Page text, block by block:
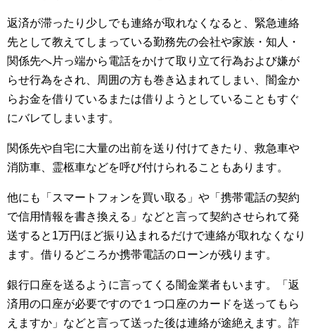
返済が滞ったり少しでも連絡が取れなくなると、緊急連絡
先として教えてしまっている勤務先の会社や家族・知人・
関係先へ片っ端から電話をかけて取り立て行為および嫌が
らせ行為をされ、周囲の方も巻き込まれてしまい、闇金か
らお金を借りているまたは借りようとしていることもすぐ
にバレてしまいます。
関係先や自宅に大量の出前を送り付けてきたり、救急車や
消防車、霊柩車などを呼び付けられることもあります。
他にも「スマートフォンを買い取る」や「携帯電話の契約
で信用情報を書き換える」などと言って契約させられて発
送すると1万円ほど振り込まれるだけで連絡が取れなくなり
ます。借りるどころか携帯電話のローンが残ります。
銀行口座を送るように言ってくる闇金業者もいます。「返
済用の口座が必要ですので１つ口座のカードを送ってもら
えますか」などと言って送った後は連絡が途絶えます。詐